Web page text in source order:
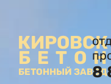
КИРОВСК
БЕТОННЫЙ ЗАВОД
8